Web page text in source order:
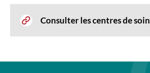
Consulter les centres de soin